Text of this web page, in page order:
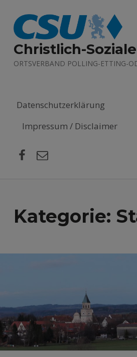
Christlich-
ORTSVERBAND POLLING-ETTING-
Datenschutzerklärung
Impressum / Disclaimer
Kategorie: